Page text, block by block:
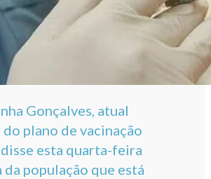
Gonçalves, atual
plano de vacinação
esta quarta-feira
da população que está